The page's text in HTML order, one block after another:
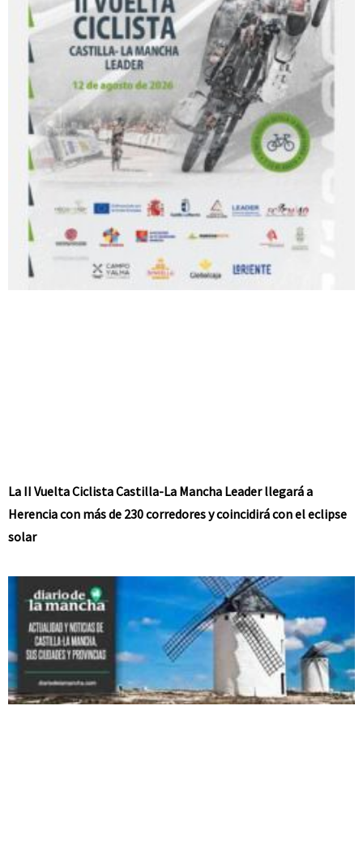
La II Vuelta Ciclista Castilla-La Mancha Leader llegará a
Herencia con más de 230 corredores y coincidirá con el eclipse
solar